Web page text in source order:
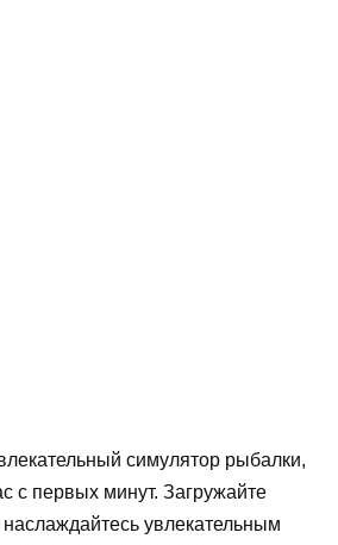
симулятор рыбалки,
с первых минут. Загружайте
увлекательным